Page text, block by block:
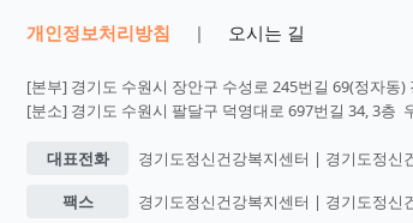
개인정보처리방침 | 오시는 길
[본부] 경기도 수원시 장안구 수성로 245번길 69(정자동
[분소] 경기도 수원시 팔달구 덕영대로 697번길 34, 3층
대표전화 경기도정신건강복지센터 | 경기도정신
팩스
경기도정신건강복지센터 | 경기도정신